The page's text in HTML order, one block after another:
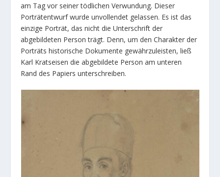
am Tag vor seiner tödlichen Verwundung. Dieser
Porträtentwurf wurde unvollendet gelassen. Es ist das
einzige Porträt, das nicht die Unterschrift der
abgebildeten Person trägt. Denn, um den Charakter der
Porträts historische Dokumente gewährzuleisten, ließ
Karl Kratseisen die abgebildete Person am unteren
Rand des Papiers unterschreiben.